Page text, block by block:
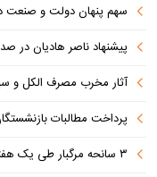
سهم پنهان دولت و صنعت
پیشنهاد ناصر هادیان در
آثار مخرب مصرف الکل و
پرداخت مطالبات بازنشستگان در
۳ سانحه مرگبار طی یک هفته در بزرگراه‌های تهران؛ هشدار دوباره به رانندگان و عابران